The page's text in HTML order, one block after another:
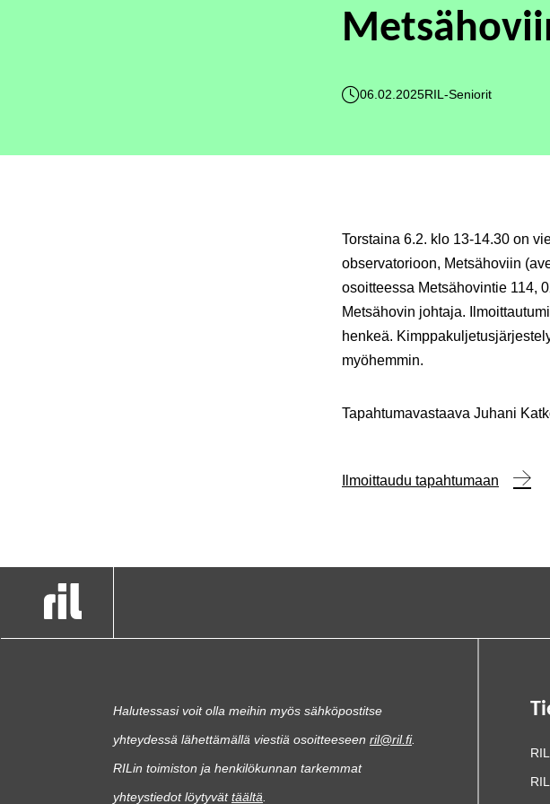
06.02.2025RIL-Seniorit
Torstaina 6.2. klo 13-14.30 on
observatorioon, Metsähoviin
osoitteessa Metsähovintie 114,
Metsähovin johtaja.
henkeä.
myöhemmin.
Tapahtumavastaava Juhani
Ilmoittaudu tapahtumaan
Halutessasi voit olla meihin myös sähköpostitse
yhteydessä lähettämällä viestiä osoitteeseen ril@ril.fi.
RILin toimiston ja henkilökunnan tarkemmat
yhteystiedot löytyvättäältä